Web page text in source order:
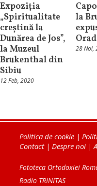
Expoziţia
„Spiritualitate
creștină la
Dunărea de Jos”,
la Muzeul
Brukenthal din
Sibiu
12 Feb, 2020
la
28 Noi,
Politica de cookie |
Contact| Despre noi |
Fototeca Ortodoxiei
Radio TRINITAS